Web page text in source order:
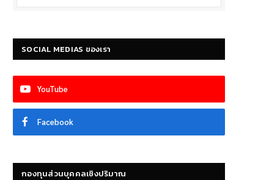
SOCIAL MEDIAS ของเรา
YouTube
Facebook
กองทุนส่วนบุคคลเชิงปริมาณ